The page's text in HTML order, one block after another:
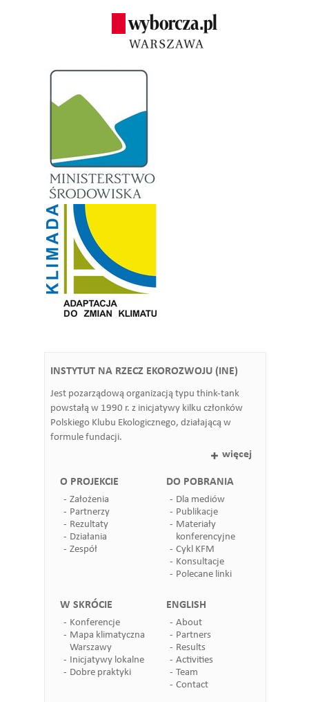
INSTYTUT NA RZECZ EKOROZWOJU (INE)
Jest pozarządową organizacją typu think-tank
powstałą w 1990 r. z inicjatywy kilku członków
Polskiego Klubu Ekologicznego, działającą w
formule fundacji.
więcej
O PROJEKCIE
Założenia
Partnerzy
Rezultaty
Działania
Zespół
DO POBRANIA
Dla mediów
Publikacje
Materiały
konferencyjne
Cykl KFM
Konsultacje
Polecane linki
W SKRÓCIE
Konferencje
Mapa klimatyczna
Warszawy
Inicjatywy lokalne
Dobre praktyki
ENGLISH
About
Partners
Results
Activities
Team
Contact